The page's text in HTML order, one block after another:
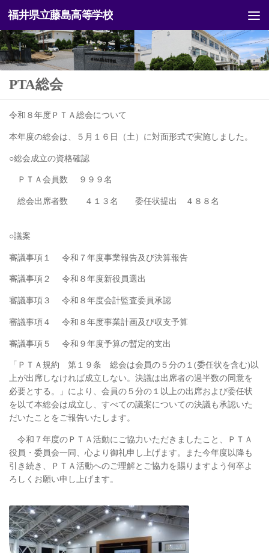
コンテンツへスキップ
福井県立藤島高等学校
PTA総会
令和８年度ＰＴＡ総会について
本年度の総会は、５月１６日（土）に対面形式で実施しました。
○総会成立の資格確認
ＰＴＡ会員数 ９９９名
総会出席者数 ４１３名 委任状提出 ４８８名
○議案
審議事項１ 令和７年度事業報告及び決算報告
審議事項２ 令和８年度新役員選出
審議事項３ 令和８年度会計監査委員承認
審議事項４ 令和８年度事業計画及び収支予算
審議事項５ 令和９年度予算の暫定的支出
「ＰＴＡ規約 第１９条 総会は会員の５分の１(委任状を含む)以
上が出席しなければ成立しない。決議は出席者の過半数の同意を
必要とする。」により、会員の５分の１以上の出席および委任状
を以て本総会は成立し、すべての議案についての決議も承認いた
だいたことをご報告いたします。
令和７年度のＰＴＡ活動にご協力いただきましたこと、ＰＴＡ
役員・委員会一同、心より御礼申し上げます。また今年度以降も
引き続き、ＰＴＡ活動へのご理解とご協力を賜りますよう何卒よ
ろしくお願い申し上げます。